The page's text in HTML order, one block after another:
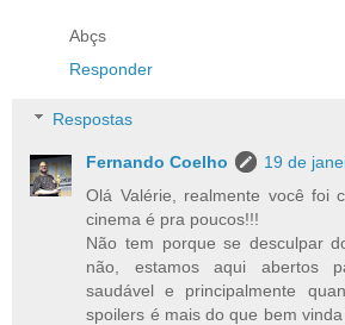
Abçs
Responder
Respostas
Fernando Coelho
19 de
Olá Valérie, realmente você foi
cinema é pra poucos!!!
Não tem porque se desculpar
não, estamos aqui abertos
saudável e principalmente
spoilers é mais do que bem